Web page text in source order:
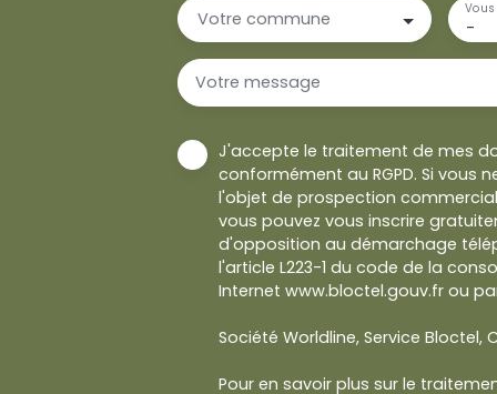
Votre commune -
Vous
Votre message
J'accepte le traitement de mes
conformément au RGPD. Si vous
l'objet de prospection
vous pouvez vous inscrire
d'opposition au démarchage
l'article L223-1 du code de la
Internet www.bloctel.gouv.fr ou
Société Worldline, Service Bloctel, CS
Pour en savoir plus sur le